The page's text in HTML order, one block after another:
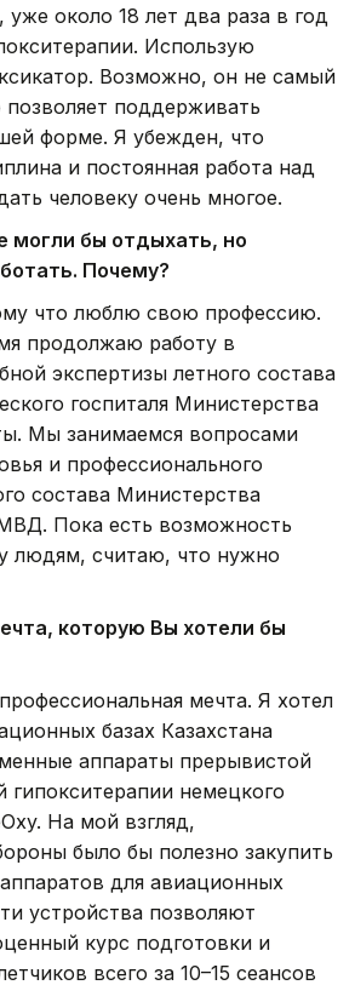
уже около 18 лет два раза в год
Использую
Возможно, он не самый
поддерживать
форме. Я убежден, что
и постоянная работа над
человеку очень многое.
могли бы отдыхать, но
Почему?
что люблю свою профессию.
продолжаю работу в
экспертизы летного состава
госпиталя Министерства
Мы занимаемся вопросами
и профессионального
состава Министерства
Пока есть возможность
людям, считаю, что нужно
которую Вы хотели бы
мечта. Я хотел
базах Казахстана
аппараты прерывистой
гипокситерапии немецкого
На мой взгляд,
было бы полезно закупить
для авиационных
устройства позволяют
курс подготовки и
всего за 10–15 сеансов